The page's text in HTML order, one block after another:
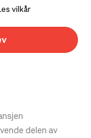
delen av
vilkår